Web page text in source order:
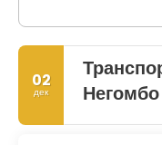
02
дек
Негомбо